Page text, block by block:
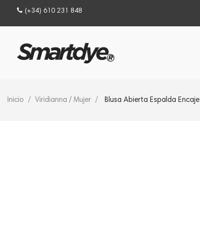
(+34) 610 231 848
Inicio Viridianna / Mujer Blusa Abierta Espalda Encaje